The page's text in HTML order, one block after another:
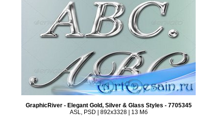
GraphicRiver - Elegant Gold, Silver & Glass Styles - 7705345
ASL, PSD | 892x3328 | 13 Мб